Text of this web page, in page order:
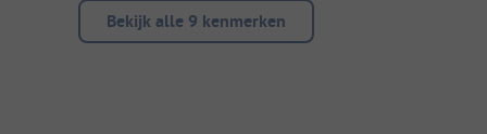
Bekijk alle 9 kenmerken